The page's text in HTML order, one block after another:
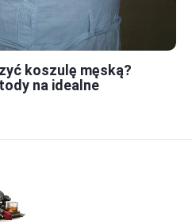
koszulę męską?
na idealne